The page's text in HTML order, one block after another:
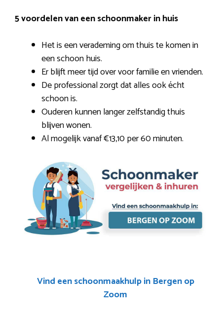
5 voordelen van een schoonmaker in huis
Het is een verademing om thuis te komen in
een schoon huis.
Er blijft meer tijd over voor familie en vrienden.
De professional zorgt dat alles ook écht
schoon is.
Ouderen kunnen langer zelfstandig thuis
blijven wonen.
Al mogelijk vanaf €13,10 per 60 minuten.
Vind een schoonmaakhulp in Bergen op
Zoom